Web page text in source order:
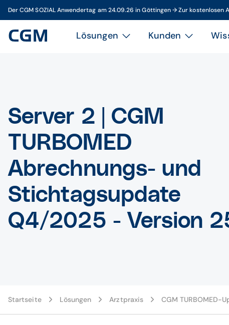
Der CGM SOZIAL Anwendertag am 24.09.26 in Göttingen → Zur kostenlosen
Lösungen Kunden
Server 2 | CGM
TURBOMED
Abrechnungs- und
Stichtagsupdate
Q4/2025 - Version
Startseite Lösungen Arztpraxis CGM TURBOMED-